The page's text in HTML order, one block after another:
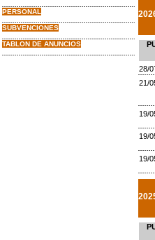
PERSONAL
SUBVENCIONES
TABLON DE ANUNCIOS
28/
21/
19/
19/
19/